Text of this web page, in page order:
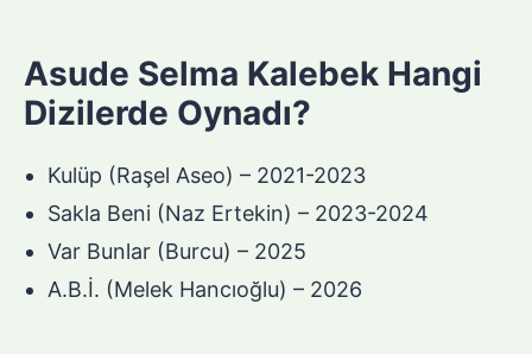
Asude Selma Kalebek Hangi
Dizilerde Oynadı?
Kulüp (Raşel Aseo) – 2021-2023
Sakla Beni (Naz Ertekin) – 2023-2024
Var Bunlar (Burcu) – 2025
A.B.İ. (Melek Hancıoğlu) – 2026